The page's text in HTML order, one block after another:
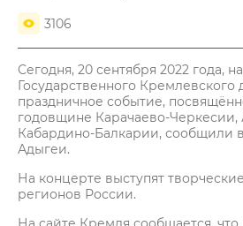
3106
Сегодня, 20 сентября 2022 года,
Государственного
праздничное событие,
годовщине Карачаево-Черкесии,
Кабардино-Балкарии, сообщили
Адыгеи.
На концерте выступят
регионов России.